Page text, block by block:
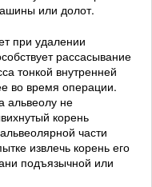
или долот.
при удалении
рассасывание
тонкой внутренней
во время операции.
альвеолу не
корень
части
извлечь корень его
подъязычной или